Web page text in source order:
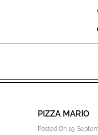
PIZZA MARIO
Posted On 19.